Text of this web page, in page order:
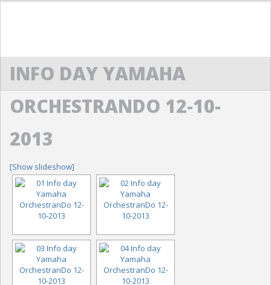
ACM
CENNI STORICI
DIRETTIVO
SCUOLA DI MUSICA “G. LO NIGRO”
PRESENTAZIONE
REGOLAMENTO
CIRCOLARI E DECRETI
INFO DAY YAMAHA
ORCHESTRANDO 12-10-
2013
[Show slideshow]